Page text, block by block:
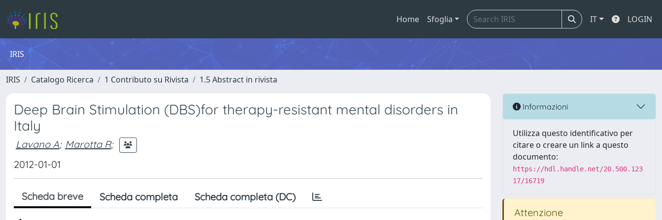
Home Sfoglia IT LOGIN
IRIS
IRIS Catalogo Ricerca 1 Contributo su Rivista 1.5 Abstract in rivista
Deep Brain Stimulation (DBS)for therapy-resistant mental disorders in
Italy
Lavano A; Marotta R;
2012-01-01
Scheda breve Scheda completa Scheda completa (DC)
Informazioni
Utilizza questo identificativo per
citare o creare un link a questo
documento:
https://hdl.handle.net/20.500.123
17/16719
Attenzione